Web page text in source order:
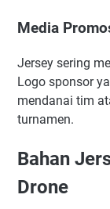
Media
Jersey sering
Logo sponsor
mendanai tim
turnamen.
Bahan
Drone